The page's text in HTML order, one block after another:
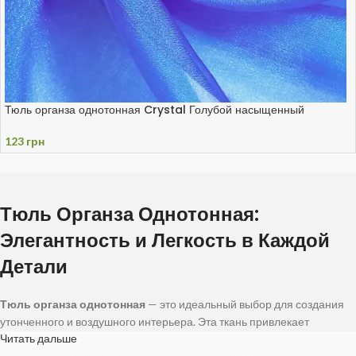
Тюль органза однотонная Crystal Голубой насыщенный
123 грн
Тюль Органза Однотонная:
Элегантность и Легкость в Каждой
Детали
Тюль органза однотонная — это идеальный выбор для создания
утонченного и воздушного интерьера. Эта ткань привлекает
внимание своей прозрачной структурой и изяществом, добавляя
Читать дальше